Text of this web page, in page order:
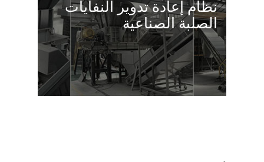
نظام إعادة تدوير النفايات
الصلبة الصناعية